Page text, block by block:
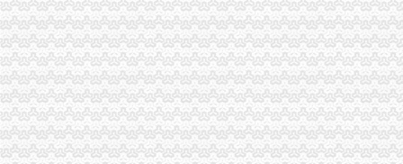
百业网_为企业,做推广
重庆代办埃塞俄比亚签证_重庆埃塞俄比亚签证代办流程378_重庆签证
【58同城】重庆南岸南坪工商注册_公司注册代理_代办注册公司价格
重庆公司变更：申请公司执照免费代办啦-重庆爱问分类
重庆代办营业执照
璧山代账,璧山工商代办,璧山营业执照代办,璧山代帐,重庆曙睿财
重庆助代理注册公司营业执照正规合法便捷高效-商务服务
【重庆公司代办价格慢牛工商代办费用500元】-易龙商务网
重庆公司注册低至300元,验资增资,代办分公司,个体户,进出口